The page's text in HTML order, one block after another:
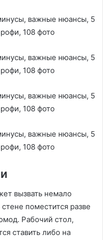
вызвать немало
поместится разве
Рабочий стол,
ставить либо на